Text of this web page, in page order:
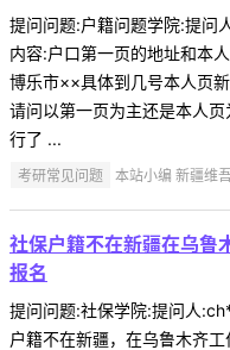
提问问题:户籍问题学院:提
内容:户口第一页的地址和本
博乐市××具体到几号本人页
请问以第一页为主还是本人
行了 ...
考研常见问题 本站小编 新疆维
社保户籍不在新疆在乌鲁
报名
提问问题:社保学院:提问人
户籍不在新疆，在乌鲁木齐